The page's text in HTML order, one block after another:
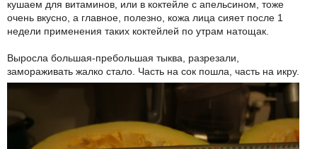
кушаем для витаминов, или в коктейле с апельсином, тоже
очень вкусно, а главное, полезно, кожа лица сияет после 1
недели применения таких коктейлей по утрам натощак.
Выросла большая-пребольшая тыква, разрезали,
замораживать жалко стало. Часть на сок пошла, часть на икру.